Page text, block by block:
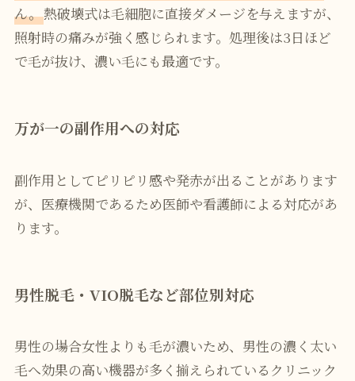
ん。熱破壊式は毛細胞に直接ダメージを与えますが、
照射時の痛みが強く感じられます。処理後は3日ほど
で毛が抜け、濃い毛にも最適です。
万が一の副作用への対応
副作用としてピリピリ感や発赤が出ることがあります
が、医療機関であるため医師や看護師による対応があ
ります。
男性脱毛・VIO脱毛など部位別対応
男性の場合女性よりも毛が濃いため、男性の濃く太い
毛へ効果の高い機器が多く揃えられているクリニック